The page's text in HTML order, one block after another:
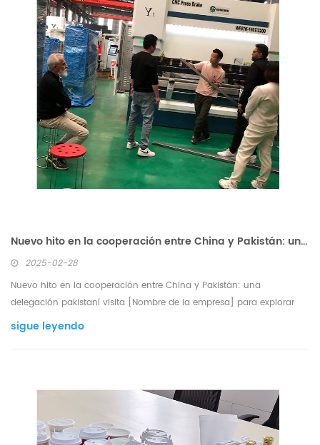
Nuevo hito en la cooperación entre China y Pakistán: una delegación pakistaní visita [Nombre de la empresa] para explorar tecnologías verdes y la modernización industrial.
2025-02-28
Nuevo hito en la cooperación entre China y Pakistán: una
delegación pakistaní visita [Nombre de la empresa] para explorar
tecnologías verdes y la modernización industrial. 1. Centrándonos en
la tecnología verde, impulsando un futuro con bajas emisiones de
sigue leyendo